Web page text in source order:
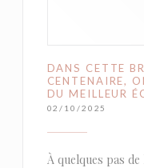
DANS CETTE
CENTENAIRE,
DU MEILLEUR
02/10/2025
À quelques pas